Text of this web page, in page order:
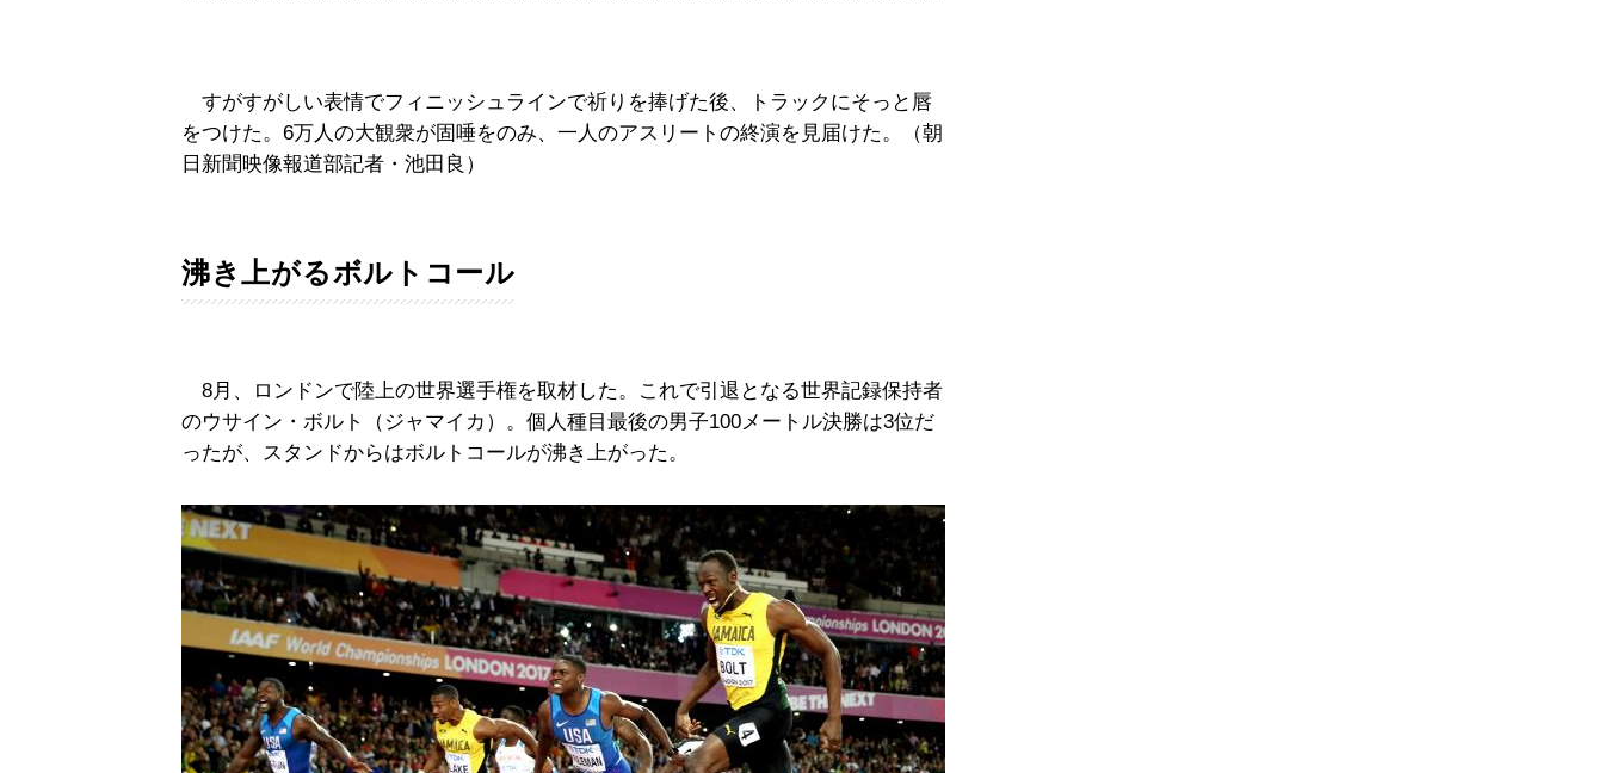
すがすがしい表情でフィニッシュラインで祈りを捧げた後、トラックにそっと唇
をつけた。6万人の大観衆が固唾をのみ、一人のアスリートの終演を見届けた。（朝
日新聞映像報道部記者・池田良）
沸き上がるボルトコール
8月、ロンドンで陸上の世界選手権を取材した。これで引退となる世界記録保持者
のウサイン・ボルト（ジャマイカ）。個人種目最後の男子100メートル決勝は3位だ
ったが、スタンドからはボルトコールが沸き上がった。